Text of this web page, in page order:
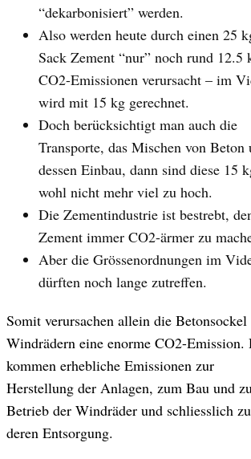
“dekarbonisiert” werden.
Also werden heute durch einen 25
Sack Zement “nur” noch rund 12.5
CO2-Emissionen verursacht – im
wird mit 15 kg gerechnet.
Doch berücksichtigt man auch die
Transporte, das Mischen von Beton
dessen Einbau, dann sind diese 15
wohl nicht mehr viel zu hoch.
Die Zementindustrie ist bestrebt,
Zement immer CO2-ärmer zu
Aber die Grössenordnungen im
dürften noch lange zutreffen.
Somit verursachen allein die Betonsockel
Windrädern eine enorme CO2-Emission.
kommen erhebliche Emissionen zur
Herstellung der Anlagen, zum Bau und
Betrieb der Windräder und schliesslich zu
deren Entsorgung.